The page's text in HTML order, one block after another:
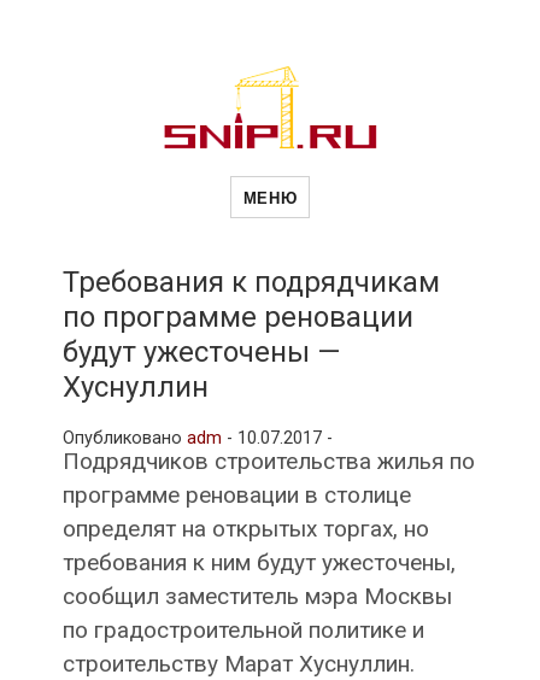
Новости
и
рубрики
МЕНЮ
Требования к подрядчикам
по программе реновации
будут ужесточены —
Хуснуллин
Опубликовано adm - 10.07.2017 -
Подрядчиков строительства жилья по
программе реновации в столице
определят на открытых торгах, но
требования к ним будут ужесточены,
сообщил заместитель мэра Москвы
по градостроительной политике и
строительству Марат Хуснуллин.